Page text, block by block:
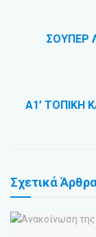
ΣΟΥΠΕΡ
Α1’ ΤΟΠΙΚΗ
Σχετικά